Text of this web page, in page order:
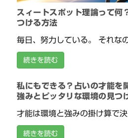
スィートスポット理論って何
つける方法
毎日、努力している。 それな
続きを読む
私にもできる？占いの才能を
強みとピッタリな環境の見つ
才能は環境と強みの掛け算で決
続きを読む